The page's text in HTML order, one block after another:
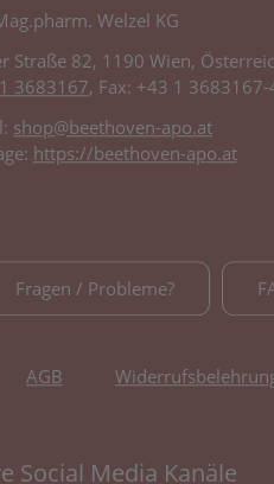
Welzel KG
Straße 82, 1190 Wien,
3683167, Fax: +43 1 3683167-
shop@beethoven-apo.at
https://beethoven-apo.at
Fragen / Probleme?
AGB
Social Media Kanäle